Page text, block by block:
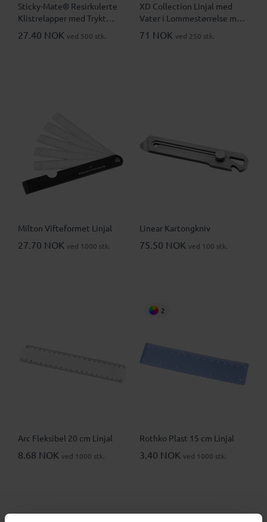
Sticky-Mate® Resirkulerte
Klistrelapper med Trykt
Linjal
27.40 NOK ved 500 stk.
XD Collection Linjal med
Vater i Lommestørrelse med
Magnet Linjal
71 NOK ved 250 stk.
Milton Vifteformet Linjal
27.70 NOK ved 1000 stk.
Linear Kartongkniv
75.50 NOK ved 100 stk.
Arc Fleksibel 20 cm Linjal
8.68 NOK ved 1000 stk.
2
Rothko Plast 15 cm Linjal
3.40 NOK ved 1000 stk.